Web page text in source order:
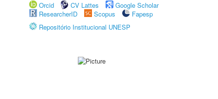
Orcid
CV Lattes
Google Scholar
ResearcherID
Scopus
Fapesp
Repositório Institucional UNESP